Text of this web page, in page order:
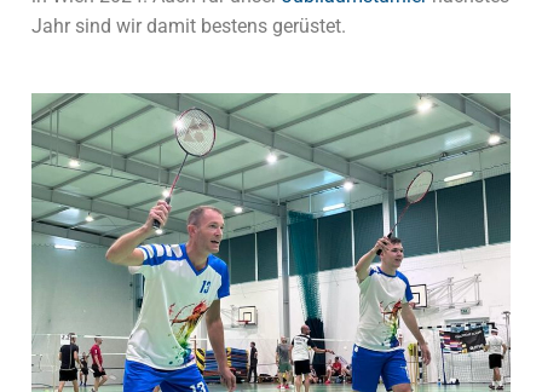
Jahr sind wir damit bestens gerüstet.